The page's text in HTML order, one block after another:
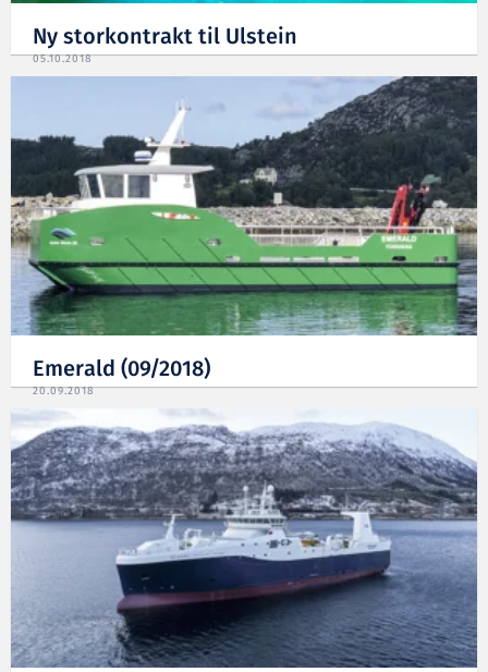
Ny storkontrakt til Ulstein
05.10.2018
Emerald (09/2018)
20.09.2018